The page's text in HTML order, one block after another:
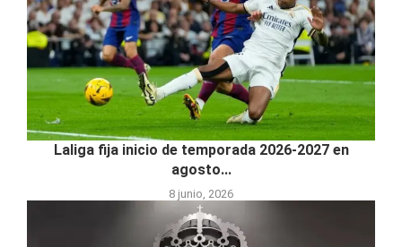
Laliga fija inicio de temporada 2026-2027 en
agosto...
8 junio, 2026